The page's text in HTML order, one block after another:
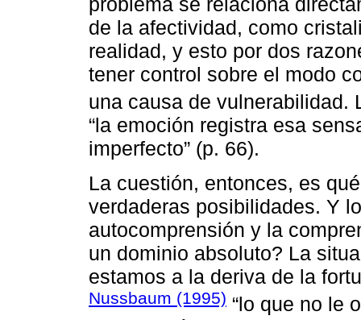
de la afectividad, como
realidad, y esto por dos
tener control sobre el modo
una causa de vulnerabilidad.
“la emoción registra esa
imperfecto” (p. 66).
La cuestión, entonces, es
verdaderas posibilidades. Y
autocomprensión y la
un dominio absoluto? La
estamos a la deriva de la
Nussbaum (1995) “lo que no le